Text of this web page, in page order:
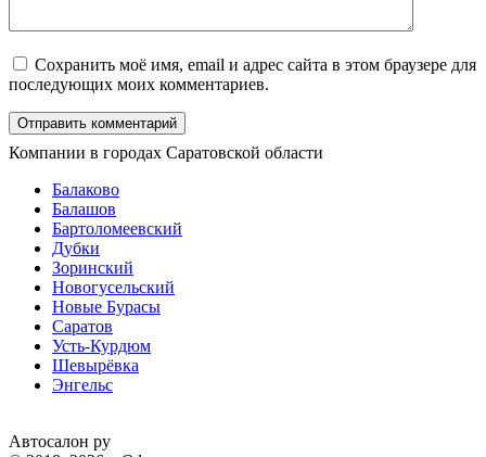
Сохранить моё имя, email и адрес сайта в этом браузере для
последующих моих комментариев.
Компании в городах Саратовской области
Балаково
Балашов
Бартоломеевский
Дубки
Зоринский
Новогусельский
Новые Бурасы
Саратов
Усть-Курдюм
Шевырёвка
Энгельс
Автосалон ру